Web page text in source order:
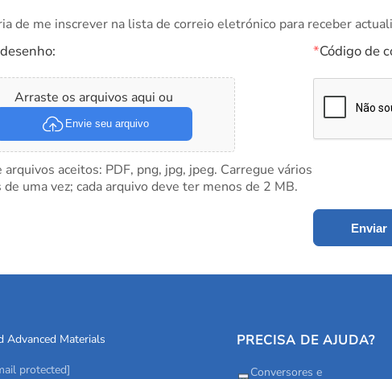
de me inscrever na lista de correio eletrónico para receber
Arraste os arquivos aqui ou
Envie seu arquivo
*Código de
arquivos aceitos: PDF, png, jpg, jpeg. Carregue vários
de uma vez; cada arquivo deve ter menos de 2 MB.
Enviar
protected]
PRECISA DE AJUDA?
Conversores e